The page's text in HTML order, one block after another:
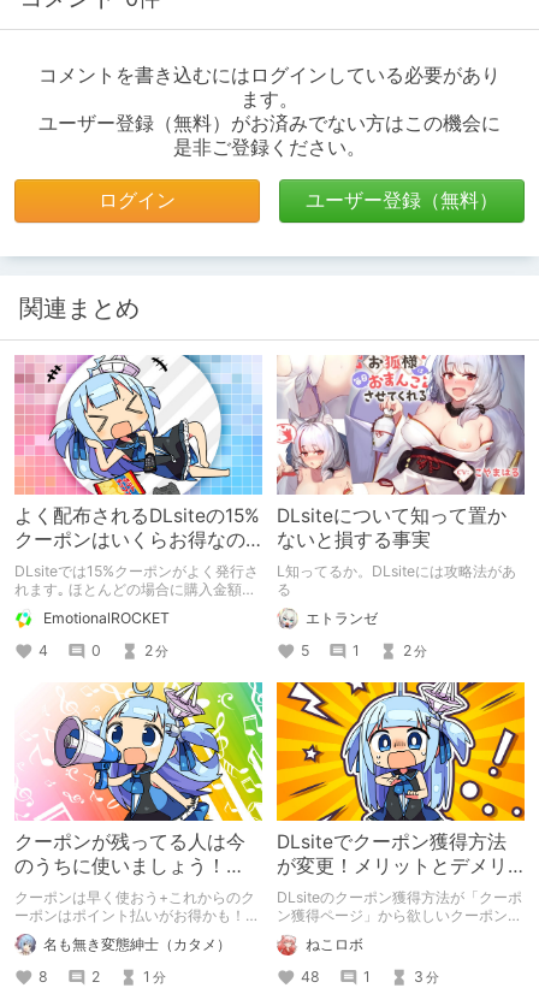
コメントを書き込むにはログインしている必要があり
ます。
ユーザー登録（無料）がお済みでない方はこの機会に
是非ご登録ください。
ログイン ユーザー登録（無料）
関連まとめ
よく配布されるDLsiteの15%
クーポンはいくらお得なの
か?
DLsiteでは15%クーポンがよく発行さ
れます｡ ほとんどの場合に購入金額の
下限が設けられているので､それに合
わせてまとめ買いしがちです｡ では､
15%クーポンで私達はどれくらい得を
しているのでしょうか? 買い物をする
際に便利な早見表を作ってみました｡
EmotionalROCKET
4
0 2分
DLsiteについて知って置か
ないと損する事実
L知ってるか。DLsiteには攻略法があ
る
エトランゼ
5
1 2分
クーポンが残ってる人は今
のうちに使いましょう！
【クーポン使用時の条件変
更間近】
クーポンは早く使おう+これからのク
ーポンはポイント払いがお得かも！
というお話です。 ※あくまで筆者の考
えであり、人によっては異なる場合が
あります。
名も無き変態紳士（カタメ）
8
2 1 分
DLsiteでクーポン獲得方法
が変更！メリットとデメリ
ットを解説
DLsiteのクーポン獲得方法が「クーポ
ン獲得ページ」から欲しいクーポンだ
けを手動で獲得する方式に変更されま
した 変更後のメリットとデメリット
について解説していきたいと思います
ねこロボ
48
1 3 分